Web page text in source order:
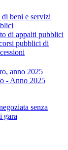
beni e servizi
di appalti pubblici
pubblici di
anno 2025
- Anno 2025
senza
gara